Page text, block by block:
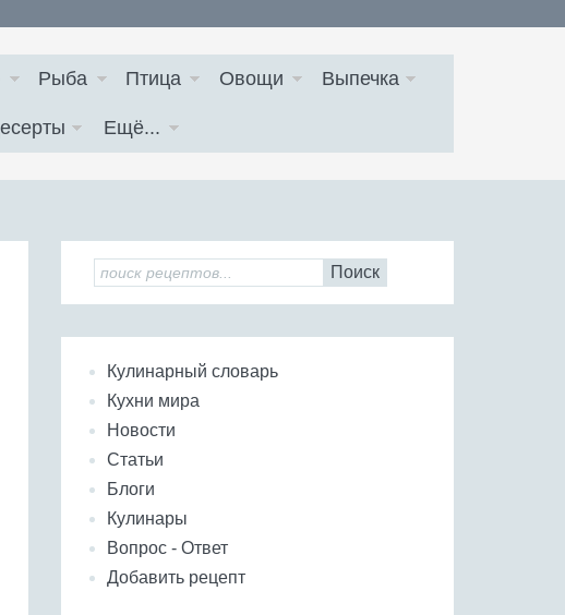
Рыба Птица Овощи Выпечка
Ещё...
Поиск
Кулинарный словарь
Кухни мира
Новости
Статьи
Блоги
Кулинары
Вопрос - Ответ
Добавить рецепт